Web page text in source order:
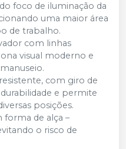
foco de iluminação da
uma maior área
de trabalho.
com linhas
visual moderno e
com giro de
durabilidade e permite
posições.
forma de alça –
o risco de